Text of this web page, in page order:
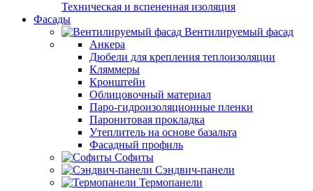
Техническая и вспененная изоляция
Фасады
Вентилируемый фасад
Анкера
Дюбели для крепления теплоизоляции
Кляммеры
Кронштейн
Облицовочный материал
Паро-гидроизоляционные пленки
Паронитовая прокладка
Утеплитель на основе базальта
Фасадный профиль
Софиты
Сэндвич-панели
Термопанели